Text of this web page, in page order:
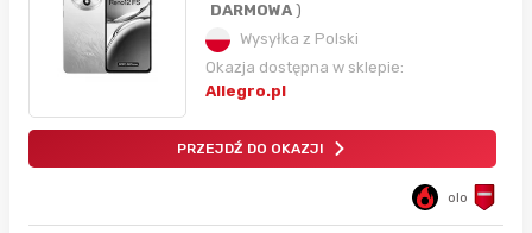
DARMOWA)
Wysyłka z Polski
Okazja dostępna w sklepie:
Allegro.pl
PRZEJDŹ DO OKAZJI
olo